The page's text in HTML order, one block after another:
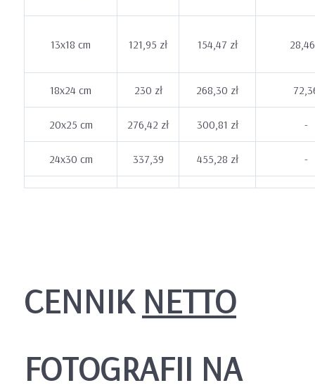
13x18 cm 121,95 zł 154,47 zł
18x24 cm 230 zł 268,30 zł
20x25 cm 276,42 zł 300,81 zł -
24x30 cm 337,39 455,28 zł -
CENNIK NETTO
FOTOGRAFII NA